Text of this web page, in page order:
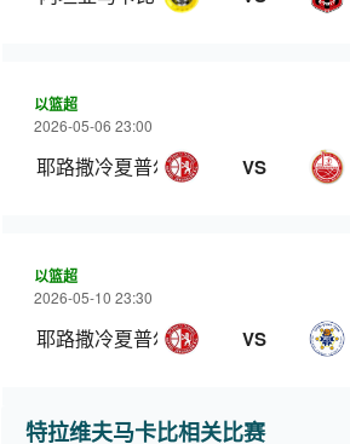
以篮超
2026-05-06 23:00
耶路撒冷夏普尔 VS
以篮超
2026-05-10 23:30
耶路撒冷夏普尔 VS
特拉维夫马卡比相关比赛